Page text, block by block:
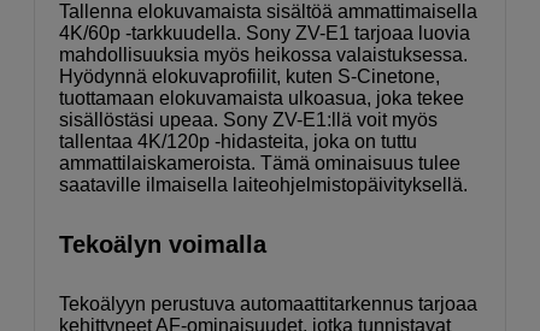
Tallenna elokuvamaista sisältöä ammattimaisella
4K/60p -tarkkuudella. Sony ZV-E1 tarjoaa luovia
mahdollisuuksia myös heikossa valaistuksessa.
Hyödynnä elokuvaprofiilit, kuten S-Cinetone,
tuottamaan elokuvamaista ulkoasua, joka tekee
sisällöstäsi upeaa. Sony ZV-E1:llä voit myös
tallentaa 4K/120p -hidasteita, joka on tuttu
ammattilaiskameroista. Tämä ominaisuus tulee
saataville ilmaisella laiteohjelmistopäivityksellä.
Tekoälyn voimalla
Tekoälyyn perustuva automaattitarkennus tarjoaa
kehittyneet AF-ominaisuudet, jotka tunnistavat